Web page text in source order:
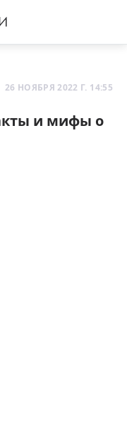
26 НОЯБРЯ 2022 Г. 14:55
и мифы о